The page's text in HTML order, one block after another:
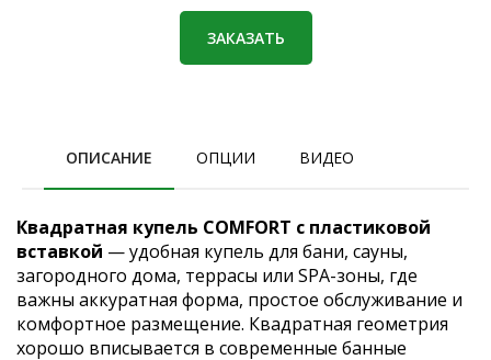
ЗАКАЗАТЬ
ОПИСАНИЕ ОПЦИИ ВИДЕО
Квадратная купель COMFORT с пластиковой
вставкой — удобная купель для бани, сауны,
загородного дома, террасы или SPA-зоны, где
важны аккуратная форма, простое обслуживание и
комфортное размещение. Квадратная геометрия
хорошо вписывается в современные банные